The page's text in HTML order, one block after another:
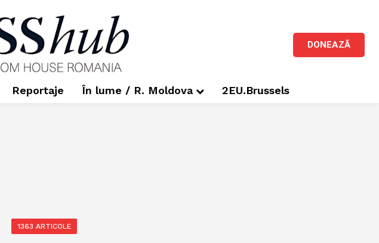
DONEAZĂ
Reportaje În lume / R. Moldova 2EU.Brussels
1363 ARTICOLE